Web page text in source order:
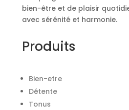
bien-être et de plaisir
avec sérénité et harmonie.
Produits
Bien-etre
Détente
Tonus